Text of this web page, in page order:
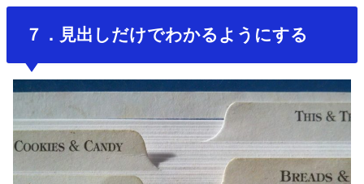
７．見出しだけでわかるようにする